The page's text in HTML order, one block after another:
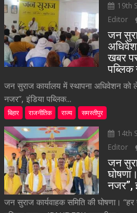
19th
Editor
जन
खबर
पब्लिक
जन सुराज कार्यालय में स्थापना अधिवेशन
नजर”, इंडिया पब्लिक...
बिहार राजनीतिक राज्य समस्तीपुर
14th
Editor
जन
नजर”,
जन सुराज कार्यवाहक समिति की घोषणा।